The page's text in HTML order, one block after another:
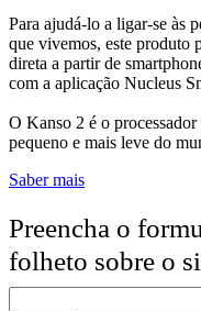
Para ajudá-lo a ligar-se às
que vivemos, este produto
direta a partir de
com a aplicação Nucleus
O Kanso 2 é o
pequeno e mais leve do
Saber mais
Preencha o
folheto sobre o